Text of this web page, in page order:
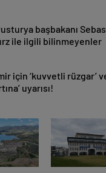
başbakanı
ile ilgili bilinmeyenler
için ‘kuvvetli rüzgar’
uyarısı!